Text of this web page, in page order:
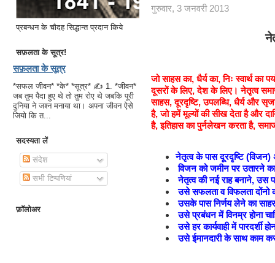
प्रबन्धन के चौदह सिद्धान्त प्रदान किये
सफ़लता के सूत्र!
सफ़लता के सूत्र
*सफल जीवन* *के* *सूत्र* ✍ 1. *जीवन*
जब तुम पैदा हुए थे तो तुम रोए थे जबकि पूरी
दुनिया ने जश्न मनाया था। अपना जीवन ऐसे
जियो कि त...
सदस्यता लें
संदेश
सभी टिप्पणियां
फ़ॉलोअर
गुरुवार, 3 जनवरी 2013
जो साहस का, धैर्य का, निः स्वार्थ का
दूसरों के लिए, देश के लिए। नेतृत्व
साहस, दूरदृष्टि, उपलब्धि, धैर्य और
है, जो हमें मूल्यों की सीख देता है और
है, इतिहास का पुर्नलेखन करता है,
नेतृत्व के पास दूरदृष्टि (विजन)
विजन को जमीन पर उतारने
नेतृत्व की नई राह बनाने, उस
उसे सफलता व विफलता दोंनो
उसके पास निर्णय लेने का साहस
उसे प्रबंधन में विनम्र होना
उसे हर कार्यवाही में पारदर्शी
उसे ईमानदारी के साथ काम